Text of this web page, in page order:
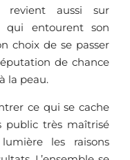
revient aussi sur
qui entourent son
choix de se passer
de chance
la peau.
ce qui se cache
public très maîtrisé
les raisons